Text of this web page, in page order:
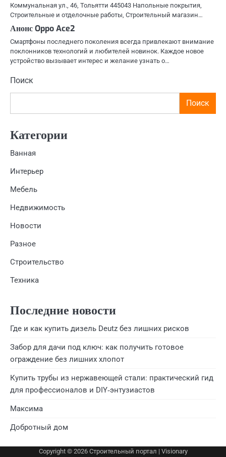
Коммунальная ул., 46, Тольятти 445043 Напольные покрытия,
Строительные и отделочные работы, Строительный магазин…
Анонс Oppo Ace2
Смартфоны последнего поколения всегда привлекают внимание
поклонников технологий и любителей новинок. Каждое новое
устройство вызывает интерес и желание узнать о…
Поиск
Поиск
Категории
Ванная
Интерьер
Мебель
Недвижимость
Новости
Разное
Строительство
Техника
Последние новости
Где и как купить дизель Deutz без лишних рисков
Забор для дачи под ключ: как получить готовое
ограждение без лишних хлопот
Купить трубы из нержавеющей стали: практический гид
для профессионалов и DIY‑энтузиастов
Максима
Добротный дом
Copyright © 2026 Строительный портал | Visionary